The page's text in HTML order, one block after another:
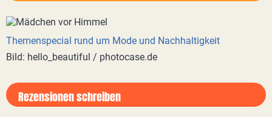
Themenspecial rund um Mode und Nachhaltigkeit
Bild: hello_beautiful / photocase.de
Rezensionen schreiben